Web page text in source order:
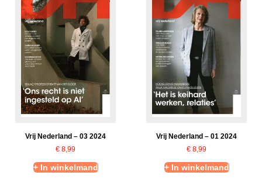
Vrij Nederland – 03 2024
€ 8,99
+ In winkelmand
Vrij Nederland – 01 2024
€ 8,99
+ In winkelmand